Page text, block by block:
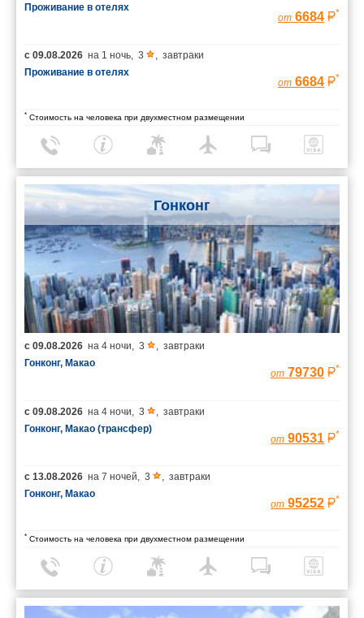
Проживание в отелях
от 6684 *
с 09.08.2026 на 1 ночь, 3 , завтраки
Проживание в отелях
от 6684 *
* Стоимость на человека при двухместном размещении
Гонконг
с 09.08.2026 на 4 ночи, 3 , завтраки
Гонконг, Макао
от 79730 *
с 09.08.2026 на 4 ночи, 3 , завтраки
Гонконг, Макао (трансфер)
от 90531 *
с 13.08.2026 на 7 ночей, 3 , завтраки
Гонконг, Макао
от 95252 *
* Стоимость на человека при двухместном размещении